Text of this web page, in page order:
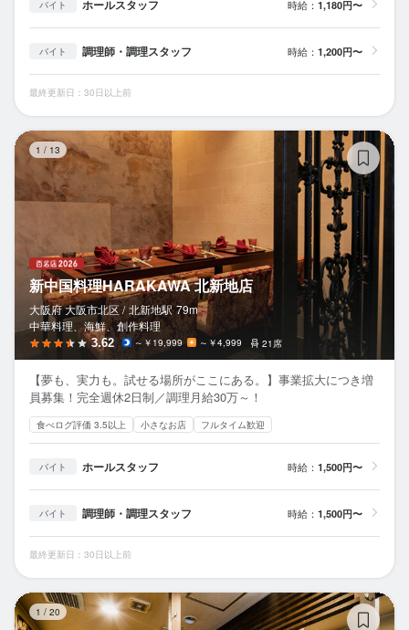
バイト ホールスタッフ 時給： 1,180円〜
バイト 調理師・調理スタッフ 時給： 1,200円〜
最終更新日：30日以上前
1 / 13
新中国料理HARAKAWA 北新地店
大阪府 大阪市北区 / 北新地駅 79m
中華料理、海鮮、創作料理
3.62 ～￥19,999 ～￥4,999 21席
【夢も、実力も。試せる場所がここにある。】事業拡大につき増
員募集！完全週休2日制／調理月給30万～！
食べログ評価 3.5以上 小さなお店 フルタイム歓迎
バイト ホールスタッフ 時給： 1,500円〜
バイト 調理師・調理スタッフ 時給： 1,500円〜
最終更新日：30日以上前
1 / 20